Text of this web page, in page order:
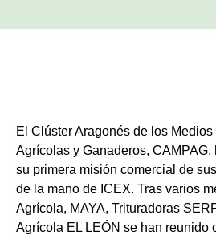
El Clúster Aragonés de los
Agrícolas y Ganaderos,
su primera misión comercial de
de la mano de ICEX. Tras varios
Agrícola, MAYA, Trituradoras
Agrícola EL LEÓN se han reunido